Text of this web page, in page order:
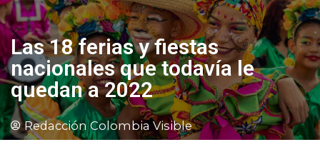
Las 18 ferias y fiestas
nacionales que todavía le
quedan a 2022
Redacción Colombia Visible